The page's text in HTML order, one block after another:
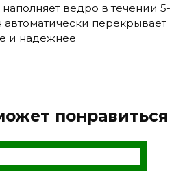
наполняет ведро в течении 5-
автоматически перекрывает
и надежнее
понравиться